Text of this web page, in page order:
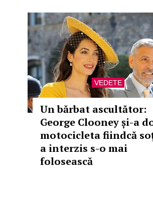
VEDETE
Un bărbat ascultător:
George Clooney și-a
motocicleta fiindcă
a interzis s-o mai
folosească